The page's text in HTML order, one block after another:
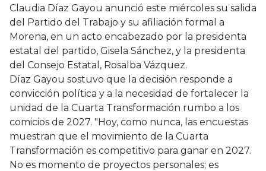
Claudia Díaz Gayou anunció este miércoles su salida
del Partido del Trabajo y su afiliación formal a
Morena, en un acto encabezado por la presidenta
estatal del partido, Gisela Sánchez, y la presidenta
del Consejo Estatal, Rosalba Vázquez.
Díaz Gayou sostuvo que la decisión responde a
convicción política y a la necesidad de fortalecer la
unidad de la Cuarta Transformación rumbo a los
comicios de 2027. "Hoy, como nunca, las encuestas
muestran que el movimiento de la Cuarta
Transformación es competitivo para ganar en 2027.
No es momento de proyectos personales; es